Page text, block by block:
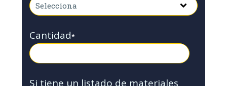
Cantidad*
Si tiene un listado de materiales